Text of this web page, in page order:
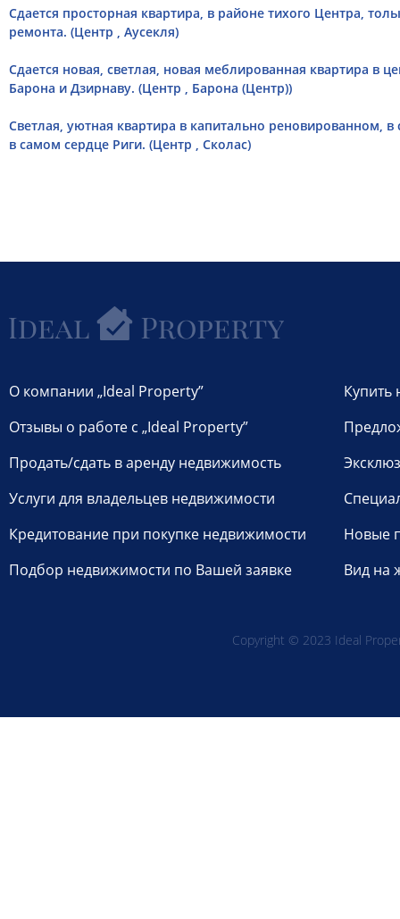
Сдается просторная квартира, в районе тихого Центра,
ремонта. (Центр , Аусекля)
Сдается новая, светлая, новая меблированная квартира в
Барона и Дзирнаву. (Центр , Барона (Центр))
Светлая, уютная квартира в капитально реновированном,
в самом сердце Риги. (Центр , Сколас)
О компании „Ideal Property”
Отзывы о работе с „Ideal Property”
Продать/сдать в аренду недвижимость
Услуги для владельцев недвижимости
Кредитование при покупке недвижимости
Подбор недвижимости по Вашей заявке
Купить
Новые
Вид на
Copyright © 2023 Ideal